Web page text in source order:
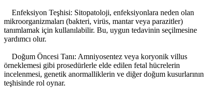
Enfeksiyon Teşhisi: Sitopatoloji, enfeksiyonlara neden olan
mikroorganizmaları (bakteri, virüs, mantar veya parazitler)
tanımlamak için kullanılabilir. Bu, uygun tedavinin seçilmesine
yardımcı olur.
Doğum Öncesi Tanı: Amniyosentez veya koryonik villus
örneklemesi gibi prosedürlerle elde edilen fetal hücrelerin
incelenmesi, genetik anormalliklerin ve diğer doğum kusurlarının
teşhisinde rol oynar.